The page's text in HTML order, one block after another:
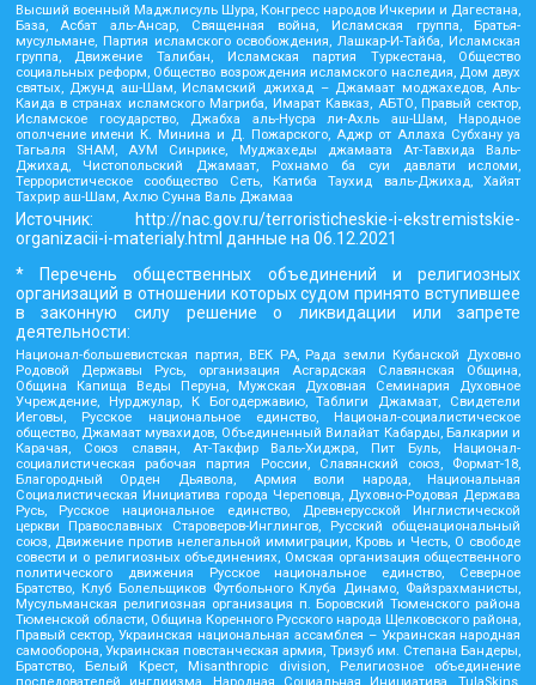
Высший военный Маджлисуль Шура, Конгресс народов Ичкерии и Дагестана,
База, Асбат аль-Ансар, Священная война, Исламская группа, Братья-
мусульмане, Партия исламского освобождения, Лашкар-И-Тайба, Исламская
группа, Движение Талибан, Исламская партия Туркестана, Общество
социальных реформ, Общество возрождения исламского наследия, Дом двух
святых, Джунд аш-Шам, Исламский джихад – Джамаат моджахедов, Аль-
Каида в странах исламского Магриба, Имарат Кавказ, АБТО, Правый сектор,
Исламское государство, Джабха аль-Нусра ли-Ахль аш-Шам, Народное
ополчение имени К. Минина и Д. Пожарского, Аджр от Аллаха Субхану уа
Тагьаля SHAM, АУМ Синрике, Муджахеды джамаата Ат-Тавхида Валь-
Джихад, Чистопольский Джамаат, Рохнамо ба суи давлати исломи,
Террористическое сообщество Сеть, Катиба Таухид валь-Джихад, Хайят
Тахрир аш-Шам, Ахлю Сунна Валь Джамаа
Источник: http://nac.gov.ru/terroristicheskie-i-ekstremistskie-
organizacii-i-materialy.html данные на 06.12.2021
* Перечень общественных объединений и религиозных
организаций в отношении которых судом принято вступившее
в законную силу решение о ликвидации или запрете
деятельности:
Национал-большевистская партия, ВЕК РА, Рада земли Кубанской Духовно
Родовой Державы Русь, организация Асгардская Славянская Община,
Община Капища Веды Перуна, Мужская Духовная Семинария Духовное
Учреждение, Нурджулар, К Богодержавию, Таблиги Джамаат, Свидетели
Иеговы, Русское национальное единство, Национал-социалистическое
общество, Джамаат мувахидов, Объединенный Вилайат Кабарды, Балкарии и
Карачая, Союз славян, Ат-Такфир Валь-Хиджра, Пит Буль, Национал-
социалистическая рабочая партия России, Славянский союз, Формат-18,
Благородный Орден Дьявола, Армия воли народа, Национальная
Социалистическая Инициатива города Череповца, Духовно-Родовая Держава
Русь, Русское национальное единство, Древнерусской Инглистической
церкви Православных Староверов-Инглингов, Русский общенациональный
союз, Движение против нелегальной иммиграции, Кровь и Честь, О свободе
совести и о религиозных объединениях, Омская организация общественного
политического движения Русское национальное единство, Северное
Братство, Клуб Болельщиков Футбольного Клуба Динамо, Файзрахманисты,
Мусульманская религиозная организация п. Боровский Тюменского района
Тюменской области, Община Коренного Русского народа Щелковского района,
Правый сектор, Украинская национальная ассамблея – Украинская народная
самооборона, Украинская повстанческая армия, Тризуб им. Степана Бандеры,
Братство, Белый Крест, Misanthropic division, Религиозное объединение